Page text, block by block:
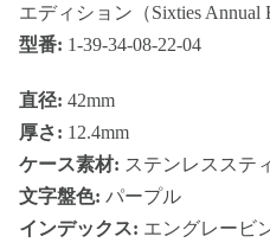
エディション（Sixties Annual
型番: 1-39-34-08-22-04
直径: 42mm
厚さ: 12.4mm
ケース素材: ステンレスステ
文字盤色: パープル
インデックス: エングレービ